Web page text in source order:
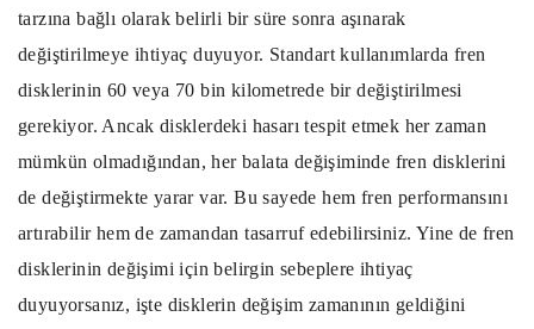
tarzına bağlı olarak belirli bir süre sonra aşınarak
değiştirilmeye ihtiyaç duyuyor. Standart kullanımlarda fren
disklerinin 60 veya 70 bin kilometrede bir değiştirilmesi
gerekiyor. Ancak disklerdeki hasarı tespit etmek her zaman
mümkün olmadığından, her balata değişiminde fren disklerini
de değiştirmekte yarar var. Bu sayede hem fren performansını
artırabilir hem de zamandan tasarruf edebilirsiniz. Yine de fren
disklerinin değişimi için belirgin sebeplere ihtiyaç
duyuyorsanız, işte disklerin değişim zamanının geldiğini